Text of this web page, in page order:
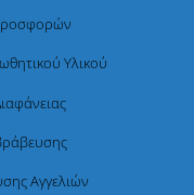
Υλικού
Αγγελιών